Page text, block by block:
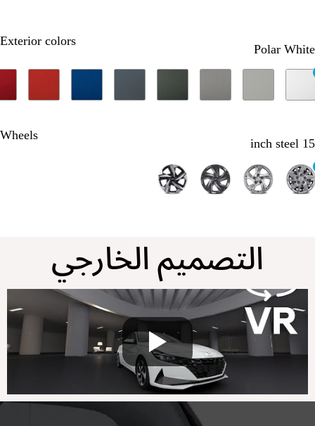
Exterior colors Polar White
Wheels 15 inch steel
التصميم الخارجي